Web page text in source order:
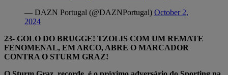
— DAZN Portugal (@DAZNPortugal) October 2,
2024
23- GOLO DO BRUGGE! TZOLIS COM UM REMATE
FENOMENAL, EM ARCO, ABRE O MARCADOR
CONTRA O STURM GRAZ!